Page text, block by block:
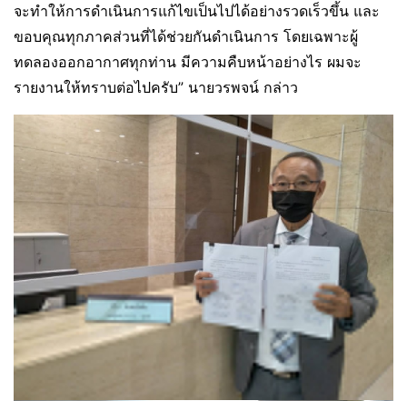
จะทำให้การดำเนินการแก้ไขเป็นไปได้อย่างรวดเร็วขึ้น และ
ขอบคุณทุกภาคส่วนที่ได้ช่วยกันดำเนินการ โดยเฉพาะผู้
ทดลองออกอากาศทุกท่าน มีความคืบหน้าอย่างไร ผมจะ
รายงานให้ทราบต่อไปครับ” นายวรพจน์ กล่าว